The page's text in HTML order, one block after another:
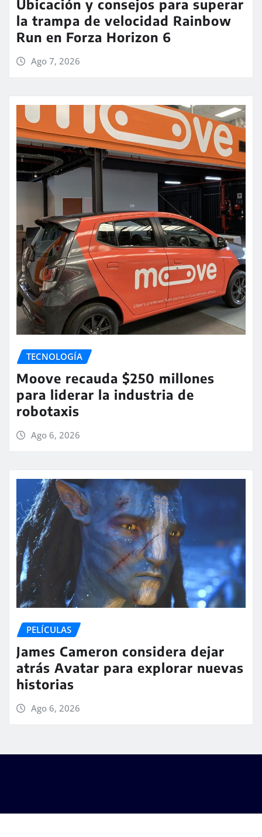
Ubicación y consejos para superar
la trampa de velocidad Rainbow
Run en Forza Horizon 6
Ago 7, 2026
TECNOLOGÍA
Moove recauda $250 millones
para liderar la industria de
robotaxis
Ago 6, 2026
PELÍCULAS
James Cameron considera dejar
atrás Avatar para explorar nuevas
historias
Ago 6, 2026